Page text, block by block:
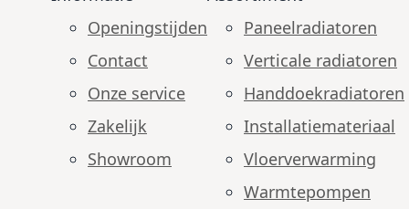
Openingstijden
Contact
Onze service
Zakelijk
Showroom
Paneelradiatoren
Verticale radiatoren
Handdoekradiatoren
Installatiemateriaal
Vloerverwarming
Warmtepompen